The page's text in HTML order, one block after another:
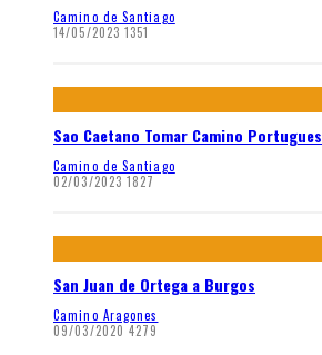
Camino de Santiago
14/05/2023 1351
Sao Caetano Tomar Camino Portugues
Camino de Santiago
02/03/2023 1827
San Juan de Ortega a Burgos
Camino Aragones
09/03/2020 4279